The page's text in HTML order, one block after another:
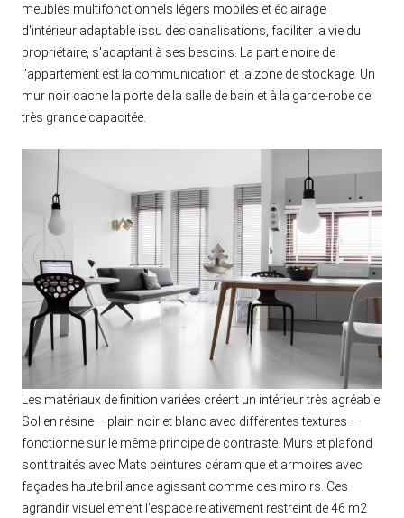
meubles multifonctionnels légers mobiles et éclairage
d'intérieur adaptable issu des canalisations, faciliter la vie du
propriétaire, s'adaptant à ses besoins. La partie noire de
l'appartement est la communication et la zone de stockage. Un
mur noir cache la porte de la salle de bain et à la garde-robe de
très grande capacitée.
Les matériaux de finition variées créent un intérieur très agréable.
Sol en résine – plain noir et blanc avec différentes textures –
fonctionne sur le même principe de contraste. Murs et plafond
sont traités avec Mats peintures céramique et armoires avec
façades haute brillance agissant comme des miroirs. Ces
agrandir visuellement l'espace relativement restreint de 46 m2